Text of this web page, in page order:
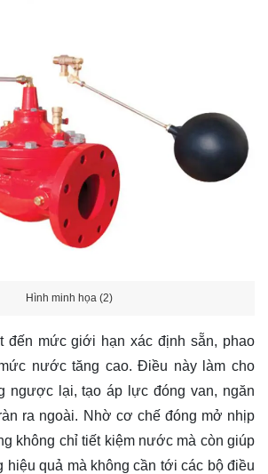
Hình minh họa (2)
đến mức giới hạn xác định sẵn, phao
nước tăng cao. Điều này làm cho
ngược lại, tạo áp lực đóng van, ngăn
ra ngoài. Nhờ cơ chế đóng mở nhịp
không chỉ tiết kiệm nước mà còn giúp
hiệu quả mà không cần tới các bộ điều